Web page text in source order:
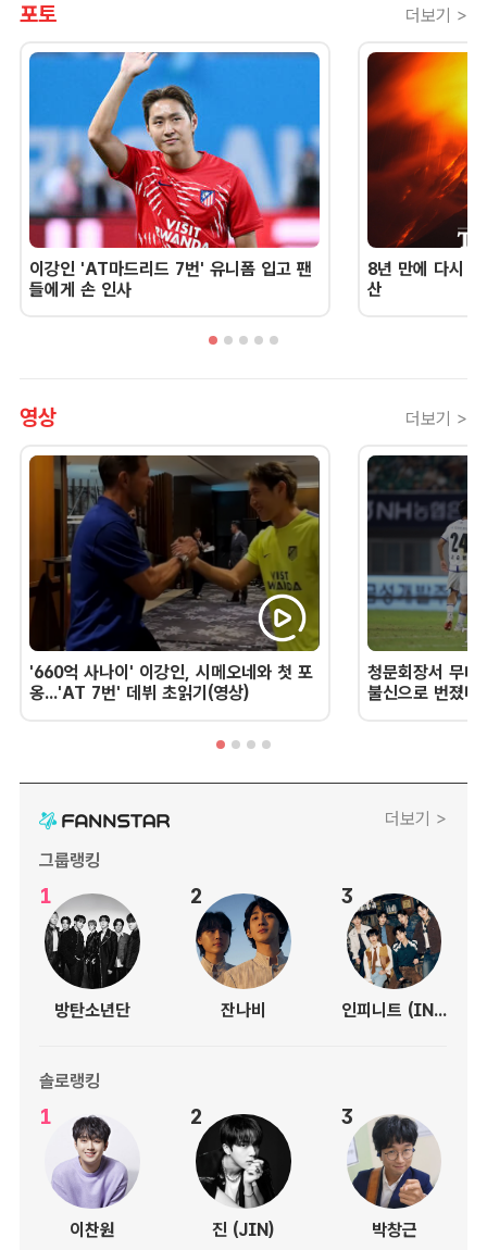
포토 더보기 >
이강인 'AT마드리드 7번' 유니폼 입고 팬
들에게 손 인사
8년 만에 다시
산
영상 더보기 >
'660억 사나이' 이강인, 시메오네와 첫 포
옹...'AT 7번' 데뷔 초읽기(영상)
청문회장서 무너
불신으로 번졌
더보기 >
그룹랭킹
1
방탄소년단
2
잔나비
3
인피니트 (INFINITE)
솔로랭킹
1
이찬원
2
진 (JIN)
3
박창근